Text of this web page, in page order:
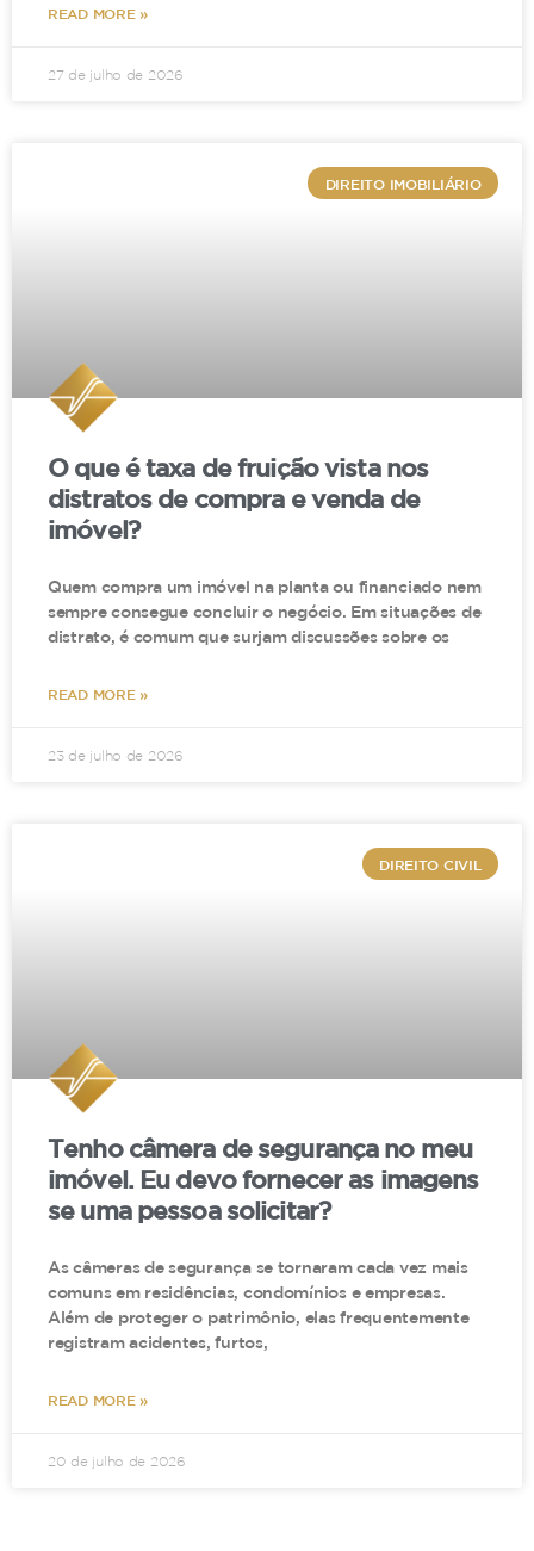
READ MORE »
27 de julho de 2026
DIREITO IMOBILIÁRIO
O que é taxa de fruição vista nos
distratos de compra e venda de
imóvel?
Quem compra um imóvel na planta ou financiado nem
sempre consegue concluir o negócio. Em situações de
distrato, é comum que surjam discussões sobre os
READ MORE »
23 de julho de 2026
DIREITO CIVIL
Tenho câmera de segurança no meu
imóvel. Eu devo fornecer as imagens
se uma pessoa solicitar?
As câmeras de segurança se tornaram cada vez mais
comuns em residências, condomínios e empresas.
Além de proteger o patrimônio, elas frequentemente
registram acidentes, furtos,
READ MORE »
20 de julho de 2026